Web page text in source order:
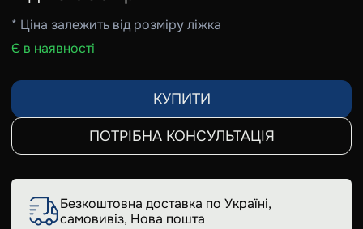
* Ціна залежить від розміру ліжка
Є в наявності
КУПИТИ
ПОТРІБНА КОНСУЛЬТАЦІЯ
Безкоштовна доставка по Україні,
самовивіз, Нова пошта